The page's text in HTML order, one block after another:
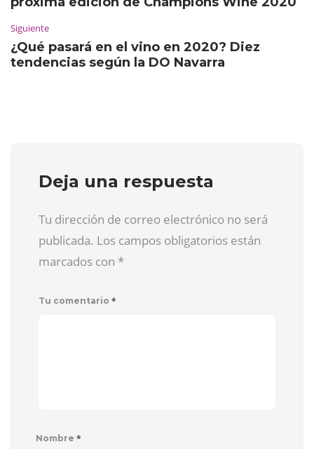
Siguiente
¿Qué pasará en el vino en 2020? Diez
tendencias según la DO Navarra
Deja una respuesta
Tu dirección de correo electrónico no será
publicada. Los campos obligatorios están
marcados con *
Tu comentario *
Nombre *